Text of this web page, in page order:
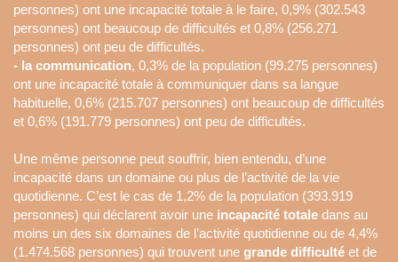
personnes) ont une incapacité totale à le faire, 0,9% (302.543
personnes) ont beaucoup de difficultés et 0,8% (256.271
personnes) ont peu de difficultés.
- la communication, 0,3% de la population (99.275 personnes)
ont une incapacité totale à communiquer dans sa langue
habituelle, 0,6% (215.707 personnes) ont beaucoup de difficultés
et 0,6% (191.779 personnes) ont peu de difficultés.
Une même personne peut souffrir, bien entendu, d’une
incapacité dans un domaine ou plus de l’activité de la vie
quotidienne. C’est le cas de 1,2% de la population (393.919
personnes) qui déclarent avoir une incapacité totale dans au
moins un des six domaines de l’activité quotidienne ou de 4,4%
(1.474.568 personnes) qui trouvent une grande difficulté et de